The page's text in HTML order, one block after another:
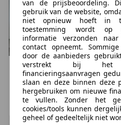
De beste ervaring krijgt u,
door middel van een proefrit.
en wij zorgen ervoor dat u,
tijdstip, de betreffende
Volg ons op Facebook,
als &eacute;&eacute;n van
van onze recentste en
onze website is altijd up-to-
voorraad motoren,
Royal Enfield Classic 350
€ 6.549 1
0 km, 01/2026
AMSTERDAM, NL
van de prijsbeoordeling.
gebruik van de website,
niet opnieuw hoeft in
toestemming wordt op
informatie verzonden
contact opneemt.
door de aanbieders
verstrekt bij het
financieringsaanvragen
slaan en deze binnen deze
hergebruiken om nieuwe
te vullen. Zonder het
cookies/tools kunnen
geheel of gedeeltelijk niet